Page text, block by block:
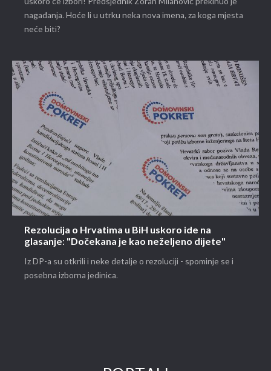
nagađanja. Hoće li u utrku neka nova imena, za koga mjesta
neće biti?
Rezolucija o Hrvatima u BiH uskoro ide na
glasanje: "Dočekana je kao neželjeno dijete"
Iz DP-a su otkrili i neke detalje o rezoluciji - spominje se i
posebna izborna jedinica.